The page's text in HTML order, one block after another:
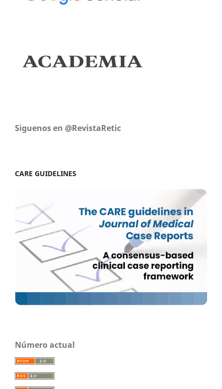
Siguenos en @RevistaRetic
CARE GUIDELINES
Número actual